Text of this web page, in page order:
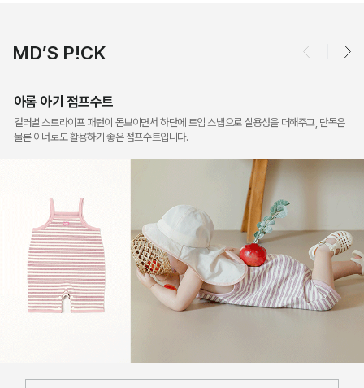
MD’S P!CK
아롬 아기 점프수트
컬러별 스트라이프 패턴이 돋보이면서 하단에 트임 스냅으로 실용성을 더해주고, 단독은
물론 이너로도 활용하기 좋은 점프수트입니다.